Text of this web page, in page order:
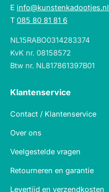
E info@kunstenkadootjes.nl
T 085 80 81 81 6
NL15RABO0314283374
KvK nr. 08158572
Btw nr. NL817861397B01
Klantenservice
Contact / Klantenservice
Over ons
Veelgestelde vragen
Retourneren en garantie
Levertijd en verzendkosten